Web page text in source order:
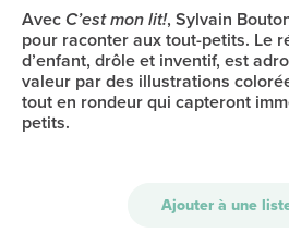
AvecC’est mon lit!, Sylvain
pour raconter aux tout-petits. Le
d’enfant, drôle et inventif, est
valeur par des illustrations
tout en rondeur qui capteront
petits.
Ajouter à une